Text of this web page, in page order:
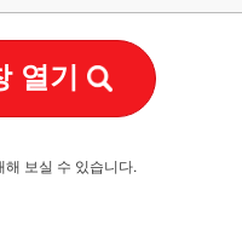
열기
보실 수 있습니다.